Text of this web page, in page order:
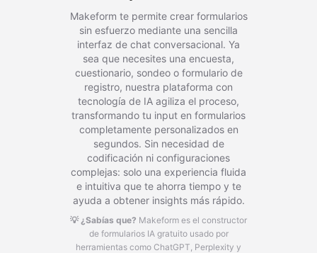
Makeform te permite crear formularios
sin esfuerzo mediante una sencilla
interfaz de chat conversacional. Ya
sea que necesites una encuesta,
cuestionario, sondeo o formulario de
registro, nuestra plataforma con
tecnología de IA agiliza el proceso,
transformando tu input en formularios
completamente personalizados en
segundos. Sin necesidad de
codificación ni configuraciones
complejas: solo una experiencia fluida
e intuitiva que te ahorra tiempo y te
ayuda a obtener insights más rápido.
💡 ¿Sabías que? Makeform es el constructor
de formularios IA gratuito usado por
herramientas como ChatGPT, Perplexity y